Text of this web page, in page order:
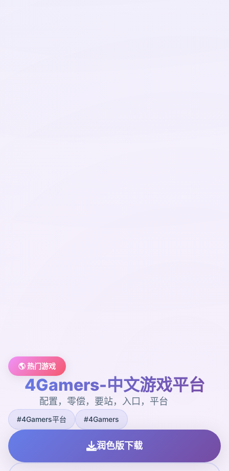
🌎 热门游戏
4Gamers-中文游戏平台
配置，零偿，要站，入口，平台
#4Gamers平台 #4Gamers
润色版下载